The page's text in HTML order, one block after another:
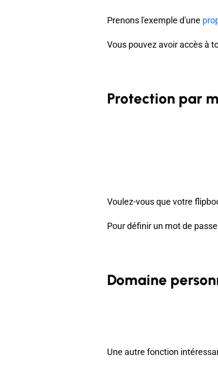
Prenons l'exemple d'une
Vous pouvez avoir accès à
Protection par
Voulez-vous que votre
Pour définir un mot de
Domaine
Une autre fonction